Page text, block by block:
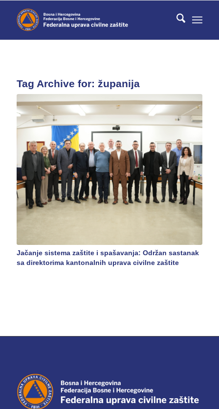
Tag Archive for: županija
Jačanje sistema zaštite i spašavanja: Održan sastanak
sa direktorima kantonalnih uprava civilne zaštite